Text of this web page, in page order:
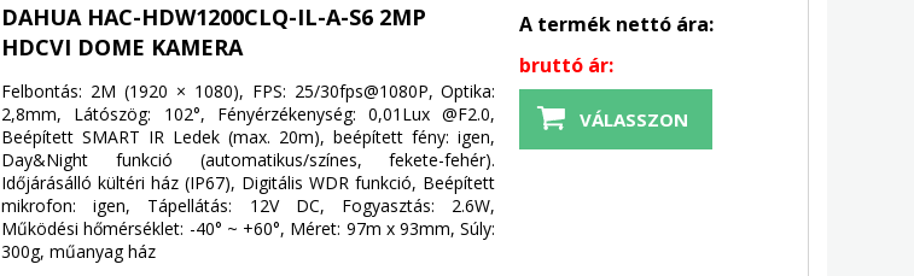
DAHUA HAC-HDW1200CLQ-IL-A-S6 2MP
HDCVI DOME KAMERA
Felbontás: 2M (1920 × 1080), FPS: 25/30fps@1080P, Optika:
2,8mm, Látószög: 102°, Fényérzékenység: 0,01Lux @F2.0,
Beépített SMART IR Ledek (max. 20m), beépített fény: igen,
Day&Night funkció (automatikus/színes, fekete-fehér).
Időjárásálló kültéri ház (IP67), Digitális WDR funkció, Beépített
mikrofon: igen, Tápellátás: 12V DC, Fogyasztás: 2.6W,
Működési hőmérséklet: -40° ~ +60°, Méret: 97m x 93mm, Súly:
300g, műanyag ház
A termék nettó ára:
bruttó ár:
VÁLASSZON